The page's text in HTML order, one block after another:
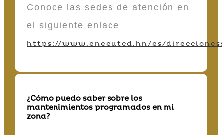
Conoce las sedes de atención en
el siguiente enlace
https://www.eneeutcd.hn/es/
¿Cómo puedo saber sobre los
mantenimientos programados en mi
zona?